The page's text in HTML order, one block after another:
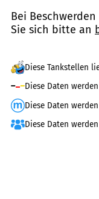
Bei
Sie sich bitte an
Diese Tankstellen
Diese Daten
Diese Daten
Diese Daten